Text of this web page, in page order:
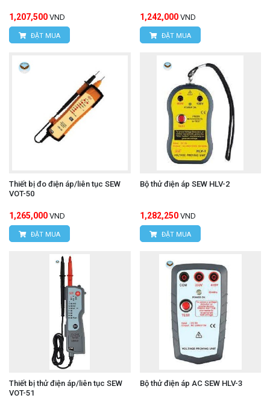
1,207,500 VND
ĐẶT MUA
1,242,000 VND
ĐẶT MUA
Thiết bị đo điện áp/liên tục SEW
VOT-50
1,265,000 VND
ĐẶT MUA
Bộ thử điện áp SEW HLV-2
1,282,250 VND
ĐẶT MUA
Thiết bị thử điện áp/liên tục SEW
VOT-51
Bộ thử điện áp AC SEW HLV-3